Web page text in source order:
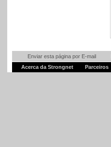
Enviar esta página por E-mail
Acerca da Strongnet
Parceiros